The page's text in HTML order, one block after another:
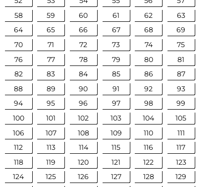
58
59 60 61 62
63
64
65 66 67 68
69
70
71 72 73 74
75
76
77 78 79 80
81
82
83 84 85 86
87
88
89 90 91 92
93
94
95 96 97 98
99
100
101 102 103 104
105
106
107 108 109 110
111
112
113 114 115 116
117
118
119 120 121 122
123
124
125 126 127 128
129